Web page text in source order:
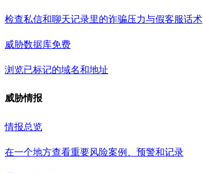
检查私信和聊天记录里的诈骗压力与假客服话术
威胁数据库免费
浏览已标记的域名和地址
威胁情报
情报总览
在一个地方查看重要风险案例、预警和记录